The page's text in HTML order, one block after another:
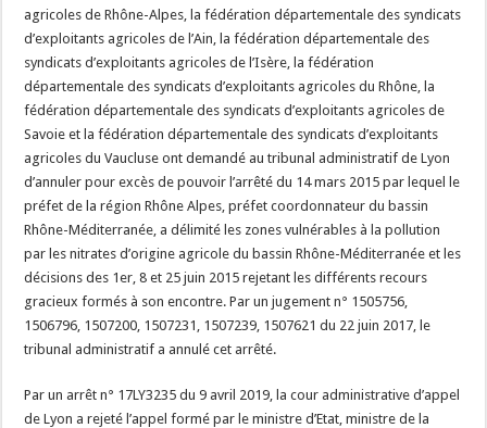
agricoles de Rhône-Alpes, la fédération départementale des syndicats
d’exploitants agricoles de l’Ain, la fédération départementale des
syndicats d’exploitants agricoles de l’Isère, la fédération
départementale des syndicats d’exploitants agricoles du Rhône, la
fédération départementale des syndicats d’exploitants agricoles de
Savoie et la fédération départementale des syndicats d’exploitants
agricoles du Vaucluse ont demandé au tribunal administratif de Lyon
d’annuler pour excès de pouvoir l’arrêté du 14 mars 2015 par lequel le
préfet de la région Rhône Alpes, préfet coordonnateur du bassin
Rhône-Méditerranée, a délimité les zones vulnérables à la pollution
par les nitrates d’origine agricole du bassin Rhône-Méditerranée et les
décisions des 1er, 8 et 25 juin 2015 rejetant les différents recours
gracieux formés à son encontre. Par un jugement n° 1505756,
1506796, 1507200, 1507231, 1507239, 1507621 du 22 juin 2017, le
tribunal administratif a annulé cet arrêté.
Par un arrêt n° 17LY3235 du 9 avril 2019, la cour administrative d’appel
de Lyon a rejeté l’appel formé par le ministre d’Etat, ministre de la